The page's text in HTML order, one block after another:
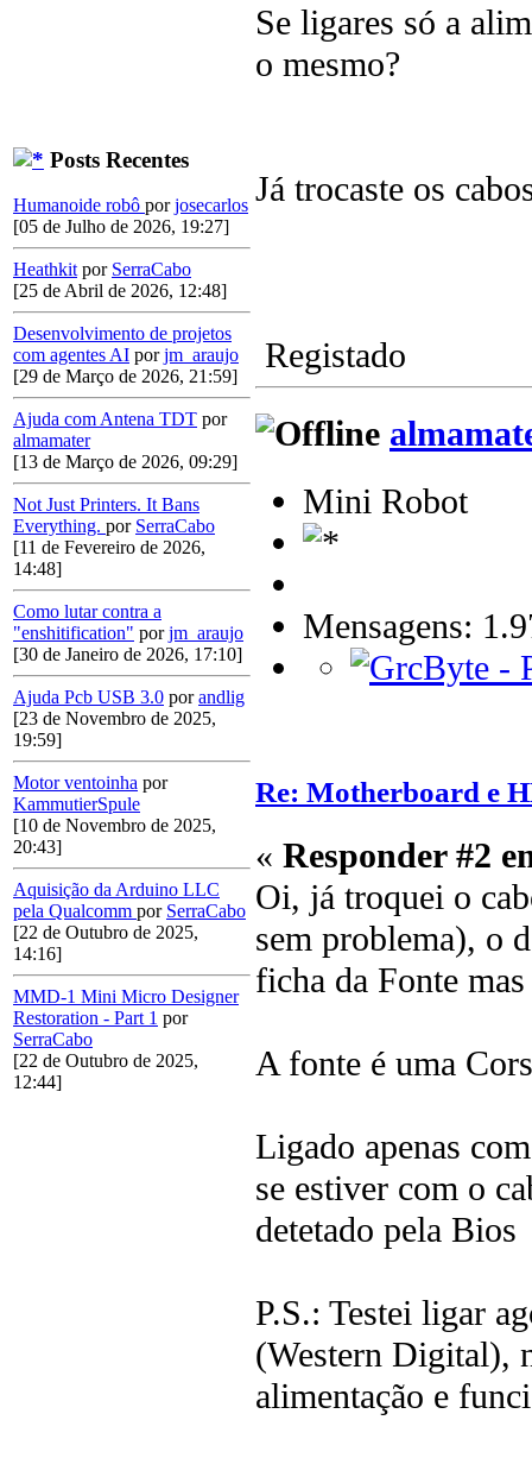
Posts Recentes
Humanoide robô porjosecarlos
[05 de Julho de 2026, 19:27]
Heathkit por SerraCabo
[25 de Abril de 2026, 12:48]
Desenvolvimento de projetos
com agentes AI porjm_araujo
[29 de Março de 2026, 21:59]
Ajuda com Antena TDT por
almamater
[13 de Março de 2026, 09:29]
Not Just Printers. It Bans
Everything. por SerraCabo
[11 de Fevereiro de 2026,
14:48]
Como lutar contra a
"enshitification" porjm_araujo
[30 de Janeiro de 2026, 17:10]
Ajuda Pcb USB 3.0 porandlig
[23 de Novembro de 2025,
19:59]
Motor ventoinha por
KammutierSpule
[10 de Novembro de 2025,
20:43]
Aquisição da Arduino LLC
pela Qualcomm por SerraCabo
[22 de Outubro de 2025,
14:16]
MMD-1 Mini Micro Designer
Restoration - Part 1 por
SerraCabo
[22 de Outubro de 2025,
12:44]
Se ligares só a
o mesmo?
Já trocaste os
Registado
Mini Robot
Mensagens:
Re: Motherboard e
« Responder #2
Oi, já troquei o
sem problema), o
ficha da Fonte
A fonte é uma
Ligado apenas
se estiver com o
detetado pela
P.S.: Testei ligar
(Western Digital),
alimentação e